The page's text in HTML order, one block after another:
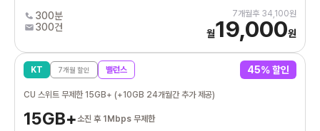
300분
300건
7개월후 34,100원
월19,000원
KT 7개월 할인 밸런스 45% 할인
CU 스위트 무제한 15GB+ (+10GB 24개월간 추가 제공)
15GB+소진 후 1Mbps 무제한